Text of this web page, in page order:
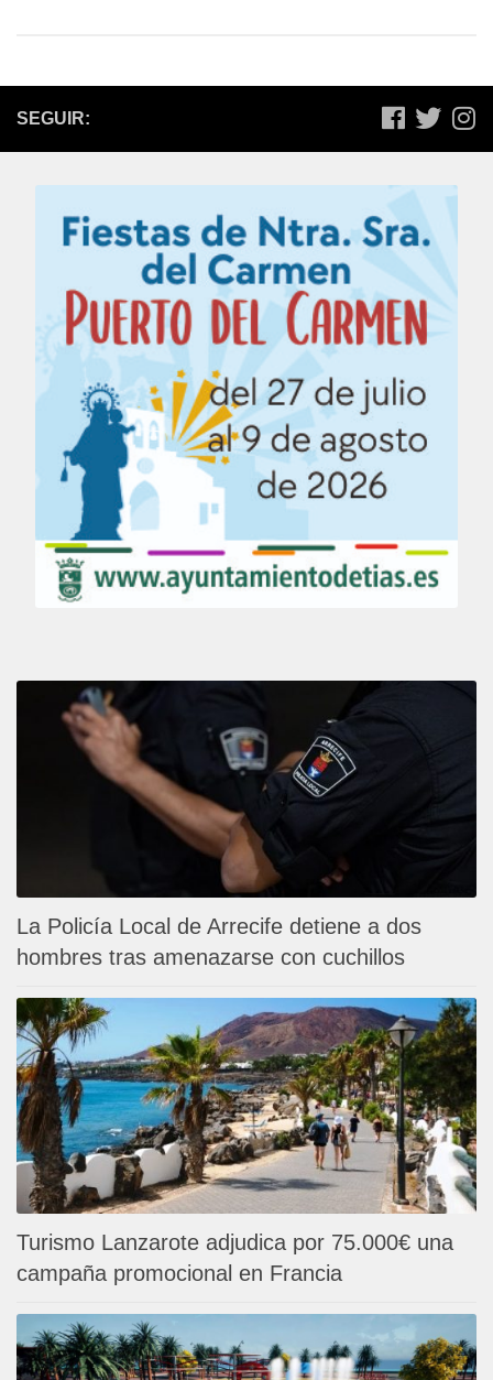
SEGUIR:
La Policía Local de Arrecife detiene a dos
hombres tras amenazarse con cuchillos
Turismo Lanzarote adjudica por 75.000€ una
campaña promocional en Francia